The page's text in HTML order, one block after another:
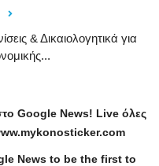
& Δικαιολογητικά για
Google News! Liveόλες
.mykonosticker.com
News to be the first to